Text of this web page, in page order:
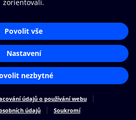
Aplikace O2 Knihovna
Čti a poslouchej své e-knihy a
audioknihy rychleji a pohodlněji.